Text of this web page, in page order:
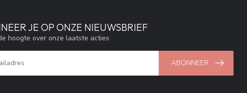
JE OP ONZE NIEUWSBRIEF
hoogte over onze laatste acties
ABONNEER